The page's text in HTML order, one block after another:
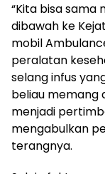
“Kita bisa sama
dibawah ke
mobil
peralatan
selang infus
beliau memang
menjadi
mengabulkan
terangnya.